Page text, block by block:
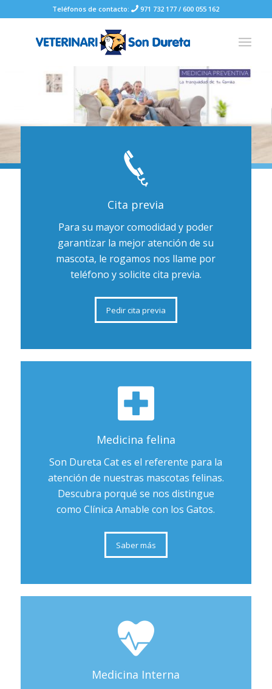
Teléfonos de contacto: 971 732 177 /600 055 162
Cita previa
Para su mayor comodidad y poder
garantizar la mejor atención de su
mascota, le rogamos nos llame por
teléfono y solicite cita previa.
Pedir cita previa
Medicina felina
Son Dureta Cat es el referente para la
atención de nuestras mascotas felinas.
Descubra porqué se nos distingue
como Clínica Amable con los Gatos.
Saber más
Medicina Interna